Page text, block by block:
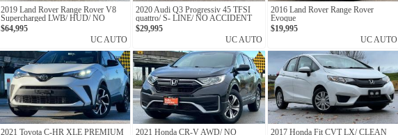
2019 Land Rover Range Rover V8
Supercharged LWB/ HUD/ NO
ACCIDENT/ MASSAGE SEATS
$64,995
UC AUTO
2020 Audi Q3 Progressiv 45 TFSI
quattro/ S- LINE/ NO ACCIDENT
$29,995
UC AUTO
2016 Land Rover Range Rover
Evoque
$19,995
UC AUTO
2021 Toyota C-HR XLE PREMIUM 2021 Honda CR-V AWD/ NO 2017 Honda Fit CVT LX/ CLEAN